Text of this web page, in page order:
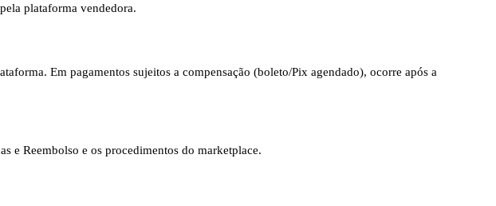
plataforma vendedora.
Em pagamentos sujeitos a compensação (boleto/Pix agendado), ocorre após a
e Reembolso e os procedimentos do marketplace.